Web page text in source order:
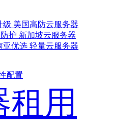
级 美国高防云服务器
护 新加坡云服务器
亚优选 轻量云服务器
配置
租用